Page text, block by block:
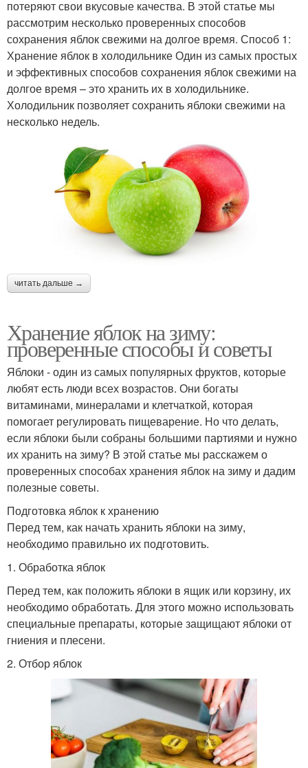
потеряют свои вкусовые качества. В этой статье мы
рассмотрим несколько проверенных способов
сохранения яблок свежими на долгое время. Способ 1:
Хранение яблок в холодильнике Один из самых простых
и эффективных способов сохранения яблок свежими на
долгое время – это хранить их в холодильнике.
Холодильник позволяет сохранить яблоки свежими на
несколько недель.
читать дальше →
Хранение яблок на зиму:
проверенные способы и советы
Яблоки - один из самых популярных фруктов, которые
любят есть люди всех возрастов. Они богаты
витаминами, минералами и клетчаткой, которая
помогает регулировать пищеварение. Но что делать,
если яблоки были собраны большими партиями и нужно
их хранить на зиму? В этой статье мы расскажем о
проверенных способах хранения яблок на зиму и дадим
полезные советы.
Подготовка яблок к хранению
Перед тем, как начать хранить яблоки на зиму,
необходимо правильно их подготовить.
1. Обработка яблок
Перед тем, как положить яблоки в ящик или корзину, их
необходимо обработать. Для этого можно использовать
специальные препараты, которые защищают яблоки от
гниения и плесени.
2. Отбор яблок